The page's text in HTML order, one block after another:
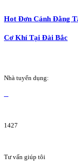
Hot Đơn Cảnh Đằng
Cơ Khí Tại Đài Bắc
Nhà tuyển dụng:
1427
Tư vấn giúp tôi